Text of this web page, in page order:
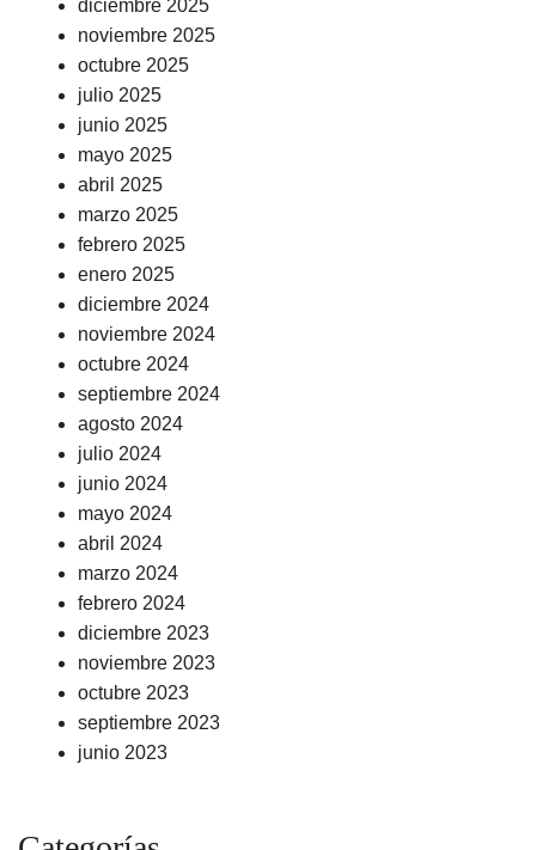
diciembre 2025
noviembre 2025
octubre 2025
julio 2025
junio 2025
mayo 2025
abril 2025
marzo 2025
febrero 2025
enero 2025
diciembre 2024
noviembre 2024
octubre 2024
septiembre 2024
agosto 2024
julio 2024
junio 2024
mayo 2024
abril 2024
marzo 2024
febrero 2024
diciembre 2023
noviembre 2023
octubre 2023
septiembre 2023
junio 2023